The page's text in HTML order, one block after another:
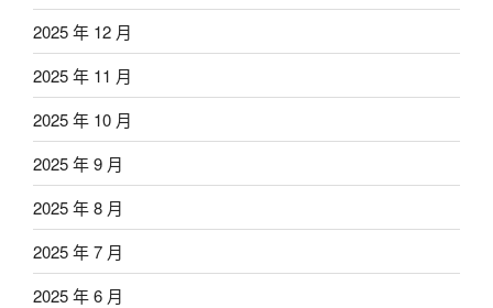
2025 年 12 月
2025 年 11 月
2025 年 10 月
2025 年 9 月
2025 年 8 月
2025 年 7 月
2025 年 6 月